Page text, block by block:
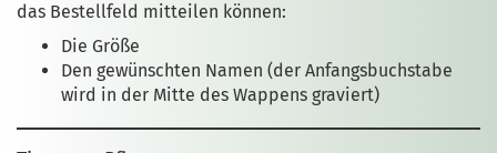
das Bestellfeld mitteilen können:
Die Größe
Den gewünschten Namen (der Anfangsbuchstabe
wird in der Mitte des Wappens graviert)